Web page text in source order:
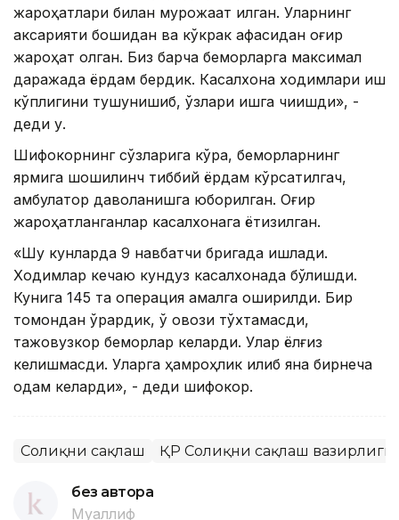
жароҳатлари билан мурожаат қилган. Уларнинг
аксарияти бошидан ва кўкрак қафасидан оғир
жароҳат олган. Биз барча беморларга максимал
даражада ёрдам бердик. Касалхона ходимлари иш
кўплигини тушунишиб, ўзлари ишга чиқишди», -
деди у.
Шифокорнинг сўзларига кўра, беморларнинг
ярмига шошилинч тиббий ёрдам кўрсатилгач,
амбулатор даволанишга юборилган. Оғир
жароҳатланганлар касалхонага ётқизилган.
«Шу кунларда 9 навбатчи бригада ишлади.
Ходимлар кечаю кундуз касалхонада бўлишди.
Кунига 145 та операция амалга оширилди. Бир
томондан қўрқардик, ўқ овози тўхтамасди,
тажовузкор беморлар келарди. Улар ёлғиз
келишмасди. Уларга ҳамроҳлик қилиб яна бирнеча
одам келарди», - деди шифокор.
Соғлиқни сақлаш ҚР Соғлиқни сақлаш вазирлиги
без автора
Муаллиф